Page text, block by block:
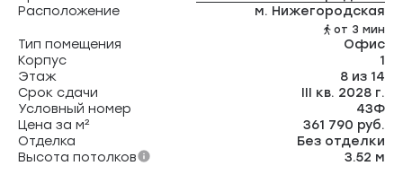
Расположение
м. Нижегородская
от 3 мин
Тип помещения
Офис
Корпус
1
Этаж
8 из 14
Срок сдачи
III кв. 2028 г.
Условный номер
43Ф
Цена за м²
361 790 руб.
Отделка
Без отделки
Высота потолков
3.52 м